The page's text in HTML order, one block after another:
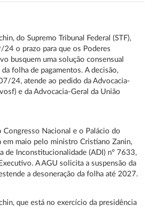
do Supremo Tribunal Federal (STF),
24 o prazo para que os Poderes
busquem uma solução consensual
folha de pagamentos. A decisão,
24, atende ao pedido da Advocacia-
e da Advocacia-Geral da União
Congresso Nacional e o Palácio do
em maio pelo ministro Cristiano Zanin,
de Inconstitucionalidade (ADI) nº 7633,
A AGU solicita a suspensão da
a desoneração da folha até 2027.
que está no exercício da presidência